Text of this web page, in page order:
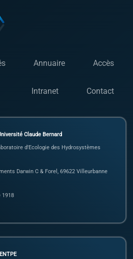
Annuaire Accès
Intranet Contact
Claude Bernard
d'Ecologie des Hydrosystèmes
Darwin C & Forel, 69622 Villeurbanne
1918
ENTPE